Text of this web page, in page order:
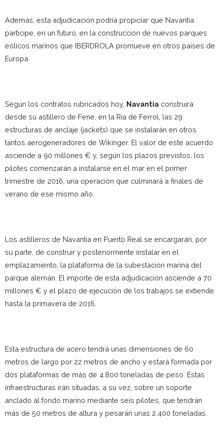
Además, esta adjudicación podría propiciar que Navantia
participe, en un futuro, en la construcción de nuevos parques
eólicos marinos que IBERDROLA promueve en otros países de
Europa.
Según los contratos rubricados hoy, Navantia construirá
desde su astillero de Fene, en la Ría de Ferrol, las 29
estructuras de anclaje (jackets) que se instalarán en otros
tantos aerogeneradores de Wikinger. El valor de este acuerdo
asciende a 90 millones € y, según los plazos previstos, los
pilotes comenzarán a instalarse en el mar en el primer
trimestre de 2016, una operación que culminará a finales de
verano de ese mismo año.
Los astilleros de Navantia en Puerto Real se encargarán, por
su parte, de construir y posteriormente instalar en el
emplazamiento, la plataforma de la subestación marina del
parque alemán. El importe de esta adjudicación asciende a 70
millones € y el plazo de ejecución de los trabajos se extiende
hasta la primavera de 2016.
Esta estructura de acero tendrá unas dimensiones de 60
metros de largo por 22 metros de ancho y estará formada por
dos plataformas de más de 4.800 toneladas de peso. Estas
infraestructuras irán situadas, a su vez, sobre un soporte
anclado al fondo marino mediante seis pilotes, que tendrán
más de 50 metros de altura y pesarán unas 2.400 toneladas.